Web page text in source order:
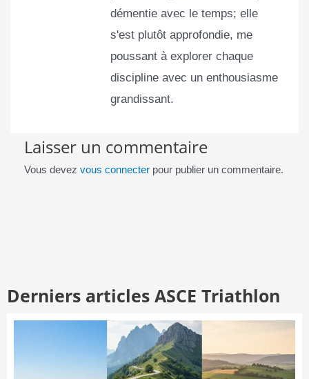
démentie avec le temps; elle
s'est plutôt approfondie, me
poussant à explorer chaque
discipline avec un enthousiasme
grandissant.
Laisser un commentaire
Vous devez vous connecterpour publier un commentaire.
Derniers articles ASCE Triathlon